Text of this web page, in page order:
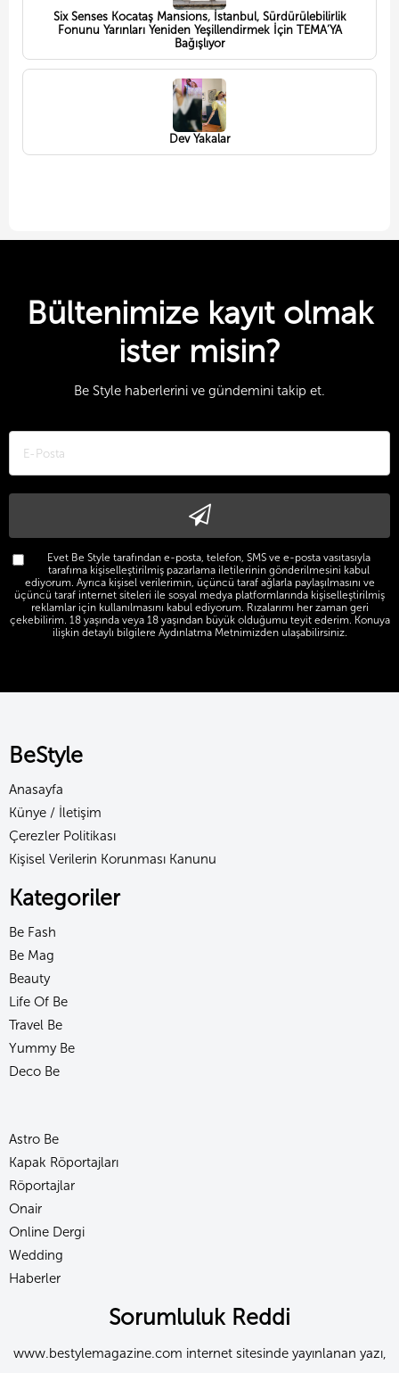
Six Senses Kocataş Mansions, İstanbul, Sürdürülebilirlik
Fonunu Yarınları Yeniden Yeşillendirmek İçin TEMA’YA
Bağışlıyor
Dev Yakalar
Bültenimize kayıt olmak
ister misin?
Be Style haberlerini ve gündemini takip et.
Evet Be Style tarafından e-posta, telefon, SMS ve e-posta vasıtasıyla
tarafıma kişiselleştirilmiş pazarlama iletilerinin gönderilmesini kabul
ediyorum. Ayrıca kişisel verilerimin, üçüncü taraf ağlarla paylaşılmasını ve
üçüncü taraf internet siteleri ile sosyal medya platformlarında kişiselleştirilmiş
reklamlar için kullanılmasını kabul ediyorum. Rızalarımı her zaman geri
çekebilirim. 18 yaşında veya 18 yaşından büyük olduğumu teyit ederim. Konuya
ilişkin detaylı bilgilere Aydınlatma Metnimizden ulaşabilirsiniz.
BeStyle
Anasayfa
Künye / İletişim
Çerezler Politikası
Kişisel Verilerin Korunması Kanunu
Kategoriler
Be Fash
Be Mag
Beauty
Life Of Be
Travel Be
Yummy Be
Deco Be
Astro Be
Kapak Röportajları
Röportajlar
Onair
Online Dergi
Wedding
Haberler
Sorumluluk Reddi
www.bestylemagazine.com internet sitesinde yayınlanan yazı,